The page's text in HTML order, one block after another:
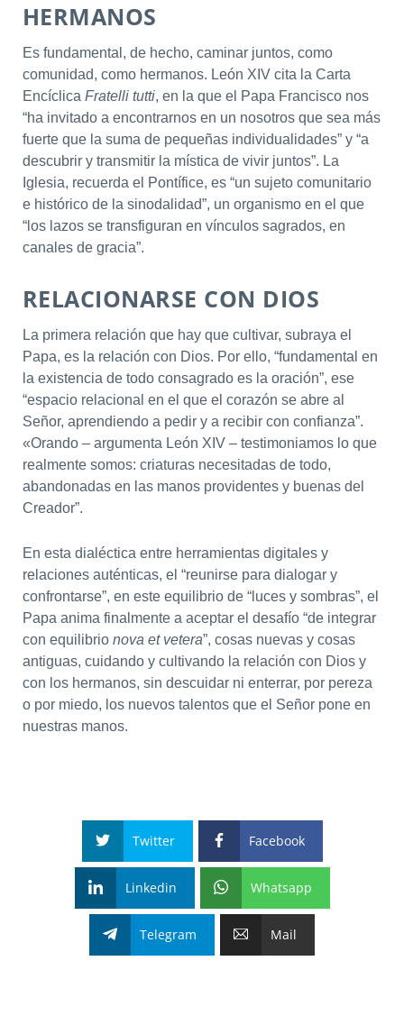
HERMANOS
Es fundamental, de hecho, caminar juntos, como
comunidad, como hermanos. León XIV cita la Carta
Encíclica Fratelli tutti, en la que el Papa Francisco nos
“ha invitado a encontrarnos en un nosotros que sea más
fuerte que la suma de pequeñas individualidades” y “a
descubrir y transmitir la mística de vivir juntos”. La
Iglesia, recuerda el Pontífice, es “un sujeto comunitario
e histórico de la sinodalidad”, un organismo en el que
“los lazos se transfiguran en vínculos sagrados, en
canales de gracia”.
RELACIONARSE CON DIOS
La primera relación que hay que cultivar, subraya el
Papa, es la relación con Dios. Por ello, “fundamental en
la existencia de todo consagrado es la oración”, ese
“espacio relacional en el que el corazón se abre al
Señor, aprendiendo a pedir y a recibir con confianza”.
«Orando – argumenta León XIV – testimoniamos lo que
realmente somos: criaturas necesitadas de todo,
abandonadas en las manos providentes y buenas del
Creador”.
En esta dialéctica entre herramientas digitales y
relaciones auténticas, el “reunirse para dialogar y
confrontarse”, en este equilibrio de “luces y sombras”, el
Papa anima finalmente a aceptar el desafío “de integrar
con equilibrio nova et vetera”, cosas nuevas y cosas
antiguas, cuidando y cultivando la relación con Dios y
con los hermanos, sin descuidar ni enterrar, por pereza
o por miedo, los nuevos talentos que el Señor pone en
nuestras manos.
Twitter Facebook
Linkedin Whatsapp
Telegram Mail